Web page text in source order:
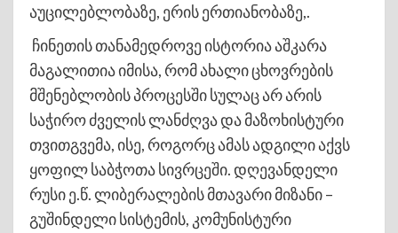
აუცილებლობაზე, ერის ერთიანობაზე,.
ჩინეთის თანამედროვე ისტორია აშკარა
მაგალითია იმისა, რომ ახალი ცხოვრების
მშენებლობის პროცესში სულაც არ არის
საჭირო ძველის ლანძღვა და მაზოხისტური
თვითგვემა, ისე, როგორც ამას ადგილი აქვს
ყოფილ საბჭოთა სივრცეში. დღევანდელი
რუსი ე.წ. ლიბერალების მთავარი მიზანი –
გუშინდელი სისტემის, კომუნისტური